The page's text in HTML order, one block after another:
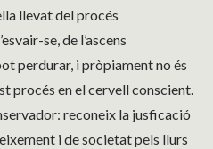
llevat del procés
se, de l’ascens
perdurar, i pròpiament no és
procés en el cervell conscient.
reconeix la jusficació
i de societat pels llurs